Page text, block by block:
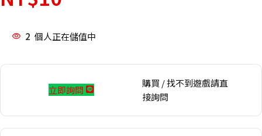
2 個人正在儲值中
立即詢問
購買 / 找不到遊戲請直
接詢問